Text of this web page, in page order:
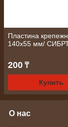
Пластина
140x55 мм/
200 ₸
Купить
О нас